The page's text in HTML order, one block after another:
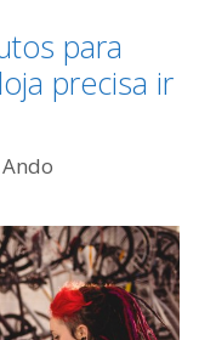
para
precisa ir